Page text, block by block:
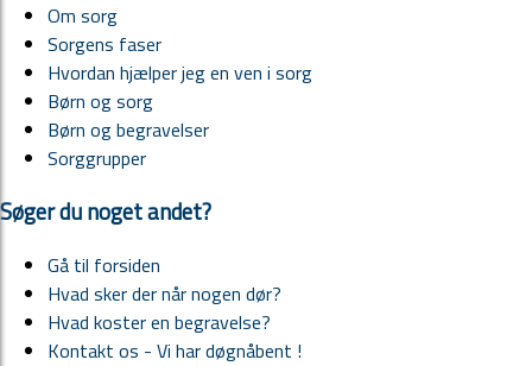
Om sorg
Sorgens faser
Hvordan hjælper jeg en ven i sorg
Børn og sorg
Børn og begravelser
Sorggrupper
Søger du noget andet?
Gå til forsiden
Hvad sker der når nogen dør?
Hvad koster en begravelse?
Kontakt os - Vi har døgnåbent !